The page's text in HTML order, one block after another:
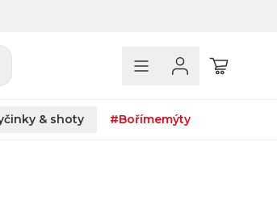
& shoty #Bořímemýty